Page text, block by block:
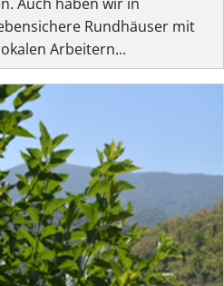
Rundhäuser mit
Arbeitern...